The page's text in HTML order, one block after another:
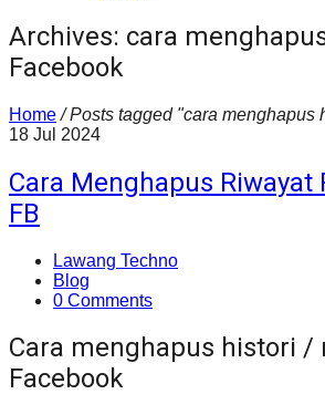
Archives: cara
Facebook
Home / Posts tagged "cara menghapus
18 Jul 2024
Cara Menghapus Riwayat
FB
Lawang Techno
Blog
0 Comments
Cara menghapus histori /
Facebook